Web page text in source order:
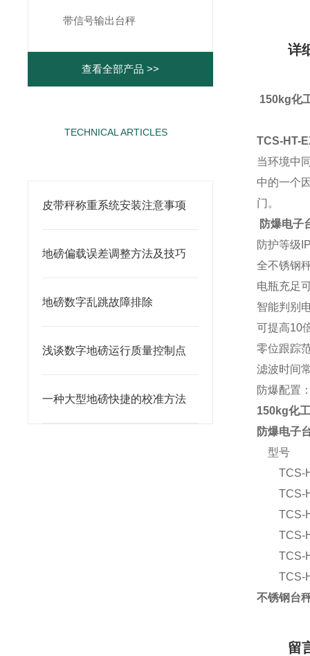
带信号输出台秤
查看全部产品 >>
TECHNICAL ARTICLES
皮带秤称重系统安装注意事项
地磅偏载误差调整方法及技巧
地磅数字乱跳故障排除
浅谈数字地磅运行质量控制点
一种大型地磅快捷的校准方法
详
150kg化
TCS-HT-
当环境中
中的一个
门。
防爆电子
防护等级
全不锈钢
电瓶充足
智能判别
可提高10
零位跟踪
滤波时间
防爆配置
150kg化
防爆电子
型号
TCS-
TCS-
TCS-
TCS-
TCS-
TCS-
不锈钢台
留